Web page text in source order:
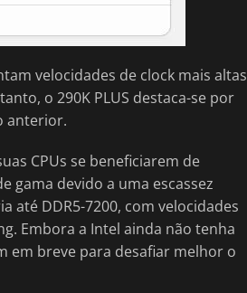
velocidades de clock mais altas
o 290K PLUS destaca-se por
anterior.
CPUs se beneficiarem de
gama devido a uma escassez
até DDR5-7200, com velocidades
Embora a Intel ainda não tenha
em breve para desafiar melhor o